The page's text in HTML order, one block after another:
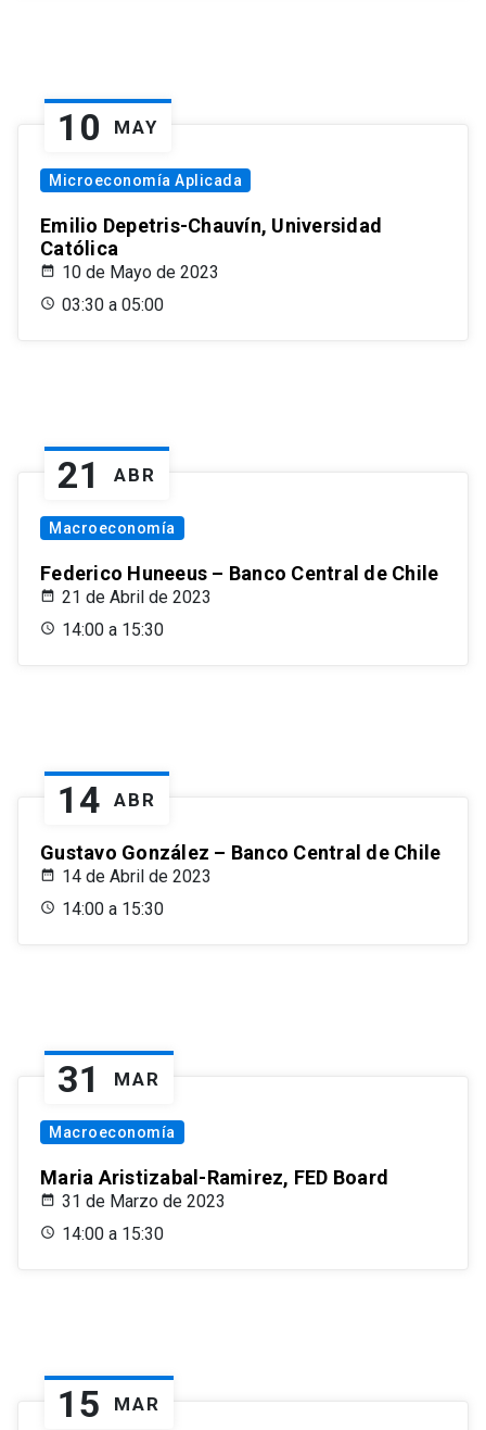
10 MAY
Microeconomía Aplicada
Emilio Depetris-Chauvín, Universidad
Católica
10 de Mayo de 2023
03:30 a 05:00
21 ABR
Macroeconomía
Federico Huneeus – Banco Central de Chile
21 de Abril de 2023
14:00 a 15:30
14 ABR
Gustavo González – Banco Central de Chile
14 de Abril de 2023
14:00 a 15:30
31 MAR
Macroeconomía
Maria Aristizabal-Ramirez, FED Board
31 de Marzo de 2023
14:00 a 15:30
15 MAR